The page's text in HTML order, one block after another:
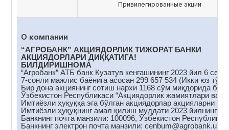
Привилегированные акции
О компании
“АГРОБАНК” АКЦИЯДОРЛИК ТИЖОРАТ БАНКИ
АКЦИЯДОРЛАРИ ДИҚҚАТИГА!
БИЛДИРИШНОМА
“Агробанк” АТБ банк Кузатув кенгашининг 2023 йил 6
7-сонли мажлис баёнига асосан 299 657 534 (Икки юз
Бир дона акциянинг сотиш нархи 1168 сўм миқдорида
Ўзбекистон Республикаси “Акциядорлик жамиятлари ва
Имтиёзли ҳуқуққа эга бўлган акциядорлар акцияларни
Имтиёзли ҳуқуқнинг амал қилиш муддати 2023 йилнинг
Банкнинг почта манзили: 100096, Ўзбекистон
Банкнинг электрон почта манзили: cenbum@аgrobank.uz